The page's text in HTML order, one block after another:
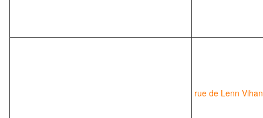
rue de Lenn Vihan